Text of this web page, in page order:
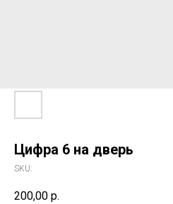
Цифра 6 на дверь
SKU:
200,00 р.